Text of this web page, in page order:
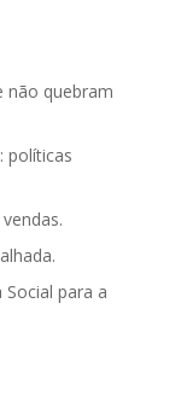
não quebram
políticas
para a